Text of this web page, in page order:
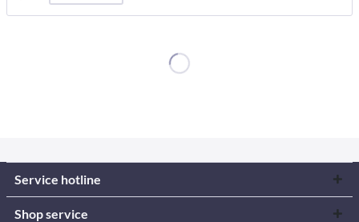
Service hotline
Shop service